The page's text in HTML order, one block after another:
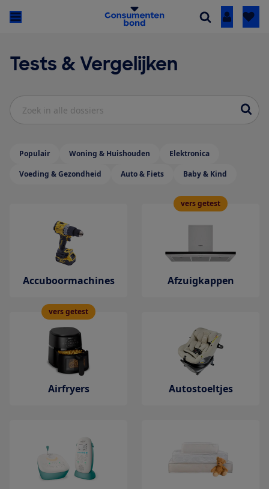
Inloggen
Tests & Vergelijken
Zoek in alle dossiers
Populair Woning & Huishouden
Elektronica
Voeding & Gezondheid
Auto & Fiets Baby & Kind
Accuboormachines
vers getest
Afzuigkappen
vers getest
Airfryers Autostoeltjes